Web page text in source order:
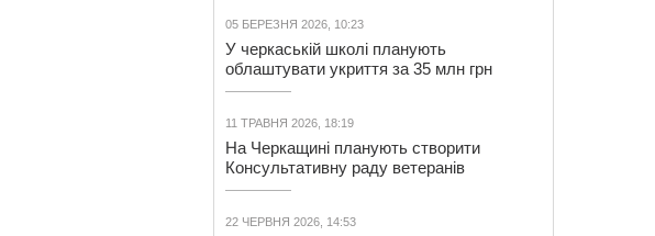
05 БЕРЕЗНЯ 2026, 10:23
У черкаській школі планують
облаштувати укриття за 35 млн грн
11 ТРАВНЯ 2026, 18:19
На Черкащині планують створити
Консультативну раду ветеранів
22 ЧЕРВНЯ 2026, 14:53